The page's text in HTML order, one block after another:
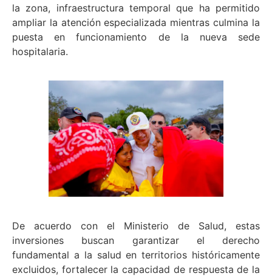
la zona, infraestructura temporal que ha permitido
ampliar la atención especializada mientras culmina la
puesta en funcionamiento de la nueva sede
hospitalaria.
De acuerdo con el Ministerio de Salud, estas
inversiones buscan garantizar el derecho
fundamental a la salud en territorios históricamente
excluidos, fortalecer la capacidad de respuesta de la